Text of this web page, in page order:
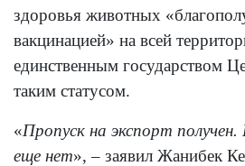
здоровья животных
вакцинацией» на всей
единственным государством
таким статусом.
«Пропуск на экспорт
еще нет», – заявил Жанибек